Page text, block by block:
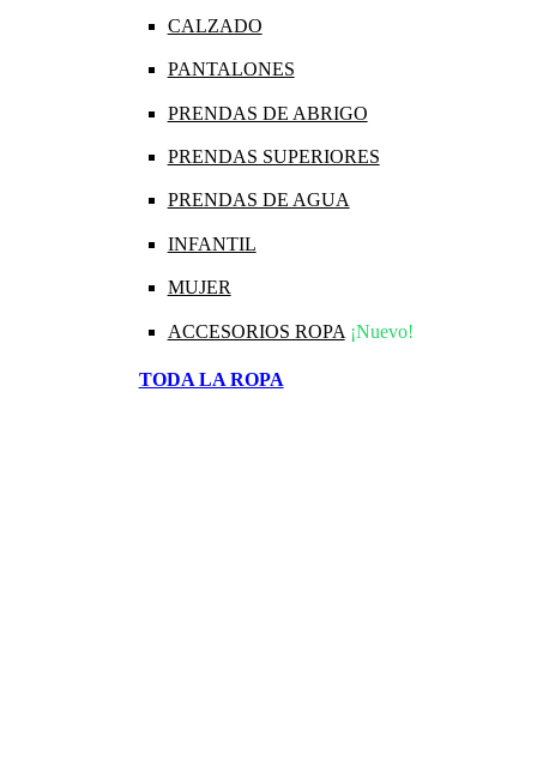
CALZADO
PANTALONES
PRENDAS DE ABRIGO
PRENDAS SUPERIORES
PRENDAS DE AGUA
INFANTIL
MUJER
ACCESORIOS ROPA ¡Nuevo!
TODA LA ROPA